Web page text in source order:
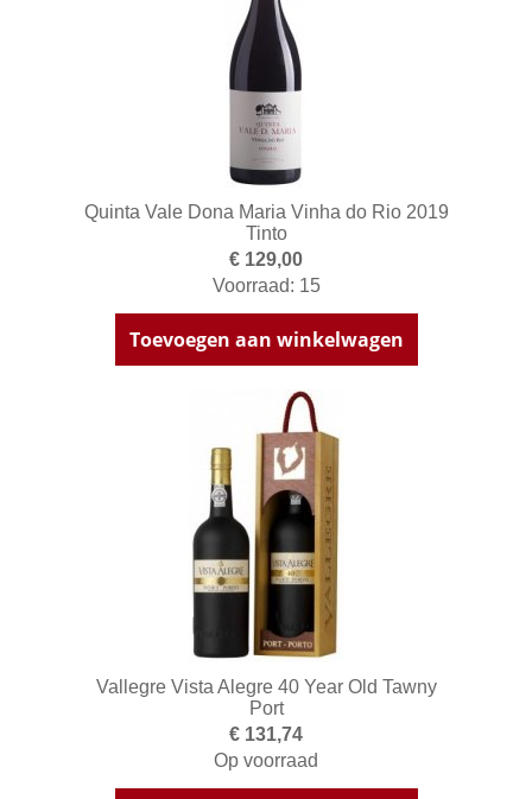
Quinta Vale Dona Maria Vinha do Rio 2019
Tinto
€ 129,00
Voorraad: 15
Toevoegen aan winkelwagen
Vallegre Vista Alegre 40 Year Old Tawny
Port
€ 131,74
Op voorraad